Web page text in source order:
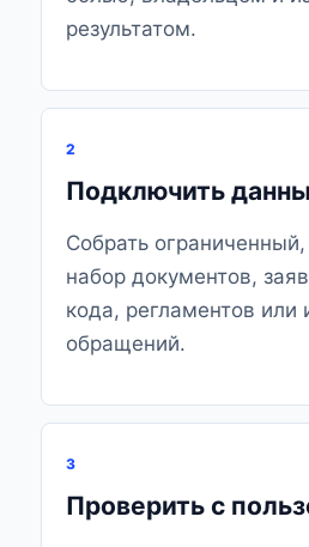
результатом.
2
Подключить
Собрать
набор документов,
кода, регламентов или
обращений.
3
Проверить с